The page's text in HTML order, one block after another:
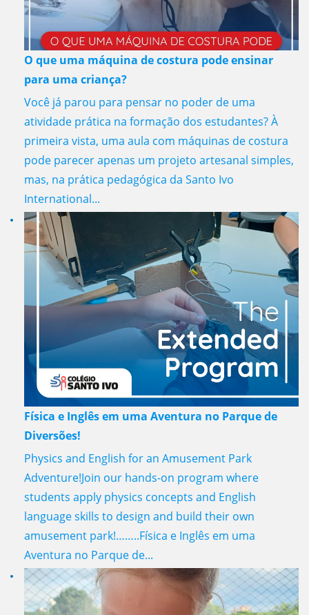
O que uma máquina de costura pode ensinar
para uma criança?
Você já parou para pensar no poder de uma
atividade prática na formação dos estudantes? À
primeira vista, uma aula com máquinas de costura
pode parecer apenas um projeto artesanal simples,
mas, na prática pedagógica da Santo Ivo
International...
Física e Inglês em uma Aventura no Parque de
Diversões!
Physics and English for an Amusement Park
Adventure!Join our hands-on program where
students apply physics concepts and English
language skills to design and build their own
amusement park!……..Física e Inglês em uma
Aventura no Parque de...